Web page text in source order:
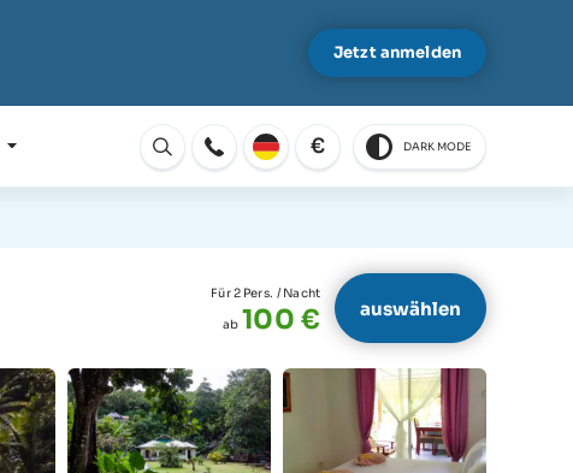
Jetzt anmelden
Öffnen
€ DARK MODE
Für 2 Pers. / Nacht
ab 100 € auswählen